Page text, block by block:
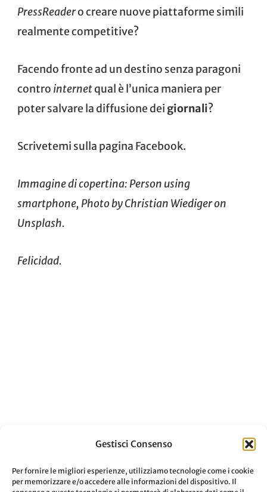
Gestisci Consenso
Per fornire le migliori esperienze, utilizziamo tecnologie come i cookie
per memorizzare e/o accedere alle informazioni del dispositivo. Il
PressReadero creare nuove piattaforme simili
realmente competitive?
Facendo fronte ad un destino senza paragoni
contro internetqual è l’unica maniera per
poter salvare la diffusione dei giornali?
Scrivetemi sulla pagina Facebook.
Immagine di copertina: Person using
smartphone, Photo byChristian Wiedigeron
Unsplash.
Felicidad.
ARTICOLO PRECEDENTE